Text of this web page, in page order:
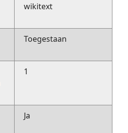
wikitext
Toegestaan
1
Ja